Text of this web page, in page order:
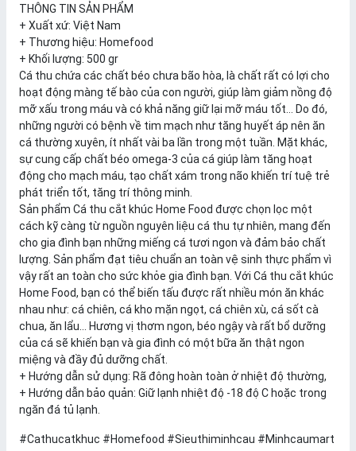
THÔNG TIN SẢN PHẨM
+ Xuất xứ: Việt Nam
+ Thương hiệu: Homefood
+ Khối lượng: 500 gr
Cá thu chứa các chất béo chưa bão hòa, là chất rất có lợi cho
hoạt động màng tế bào của con người, giúp làm giảm nồng độ
mỡ xấu trong máu và có khả năng giữ lại mỡ máu tốt… Do đó,
những người có bệnh về tim mạch như tăng huyết áp nên ăn
cá thường xuyên, ít nhất vài ba lần trong một tuần. Mặt khác,
sự cung cấp chất béo omega-3 của cá giúp làm tăng hoạt
động cho mạch máu, tạo chất xám trong não khiến trí tuệ trẻ
phát triển tốt, tăng trí thông minh.
Sản phẩm Cá thu cắt khúc Home Food được chọn lọc một
cách kỹ càng từ nguồn nguyên liệu cá thu tự nhiên, mang đến
cho gia đình bạn những miếng cá tươi ngon và đảm bảo chất
lượng. Sản phẩm đạt tiêu chuẩn an toàn vệ sinh thực phẩm vì
vậy rất an toàn cho sức khỏe gia đình bạn. Với Cá thu cắt khúc
Home Food, bạn có thể biến tấu được rất nhiều món ăn khác
nhau như: cá chiên, cá kho mặn ngọt, cá chiên xù, cá sốt cà
chua, ăn lẩu… Hương vị thơm ngon, béo ngậy và rất bổ dưỡng
của cá sẽ khiến bạn và gia đình có một bữa ăn thật ngon
miệng và đầy đủ dưỡng chất.
+ Hướng dẫn sử dụng: Rã đông hoàn toàn ở nhiệt độ thường,
+ Hướng dẫn bảo quản: Giữ lạnh nhiệt độ -18 độ C hoặc trong
ngăn đá tủ lạnh.
#Cathucatkhuc #Homefood #Sieuthiminhcau #Minhcaumart